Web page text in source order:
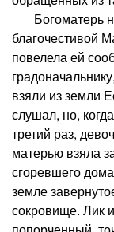
Богоматерь
благочестивой
повелела ей
взяли из земли
слушал, но,
третий раз,
матерью взяла
сгоревшего
земле
сокровище. Лик